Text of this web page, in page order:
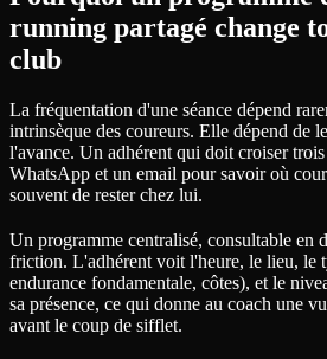
running partagé change
club
La fréquentation d'une séance dépend
intrinsèque des coureurs. Elle dépend de
l'avance. Un adhérent qui doit croiser
WhatsApp et un email pour savoir où
souvent de rester chez lui.
Un programme centralisé, consultable en
friction. L'adhérent voit l'heure, le lieu, le
endurance fondamentale, côtes), et le
sa présence, ce qui donne au coach une
avant le coup de sifflet.